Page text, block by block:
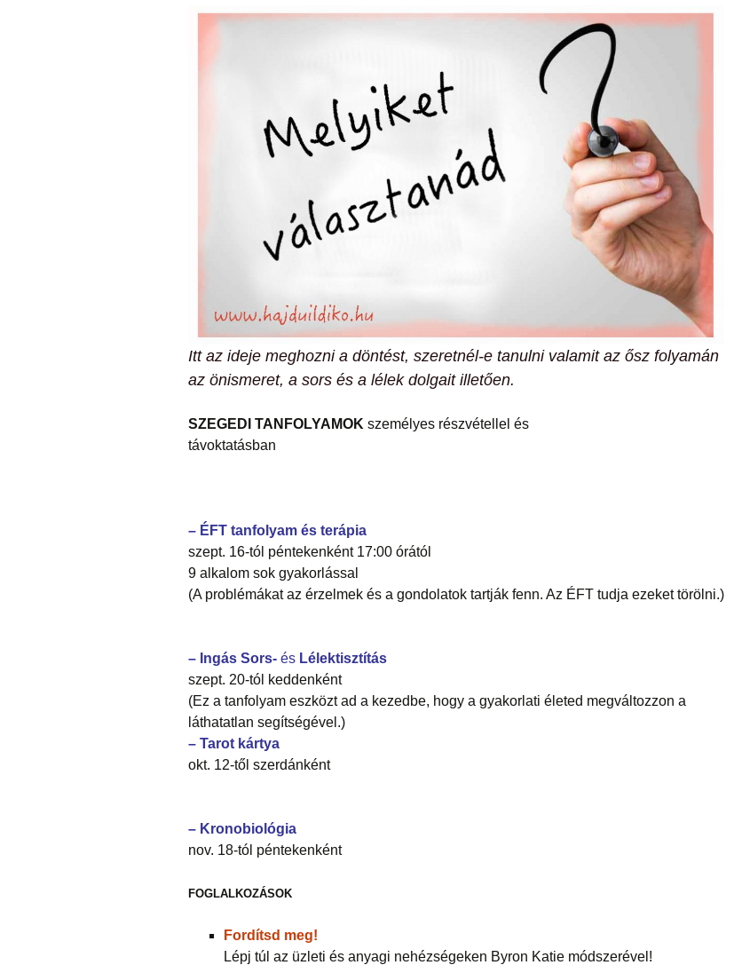
foglalkozások
Itt az ideje meghozni a döntést, szeretnél-e tanulni valamit az ősz folyamán
az önismeret, a sors és a lélek dolgait illetően.
SZEGEDI TANFOLYAMOK személyes részvétellel és
távoktatásban
– ÉFT tanfolyam és terápia
szept. 16-tól péntekenként 17:00 órától
9 alkalom sok gyakorlással
(A problémákat az érzelmek és a gondolatok tartják fenn. Az ÉFT tudja ezeket törölni.)
– Ingás Sors- és Lélektisztítás
szept. 20-tól keddenként
(Ez a tanfolyam eszközt ad a kezedbe, hogy a gyakorlati életed megváltozzon a
láthatatlan segítségével.)
– Tarot kártya
okt. 12-től szerdánként
– Kronobiológia
nov. 18-tól péntekenként
FOGLALKOZÁSOK
Fordítsd meg!
Lépj túl az üzleti és anyagi nehézségeken Byron Katie módszerével!